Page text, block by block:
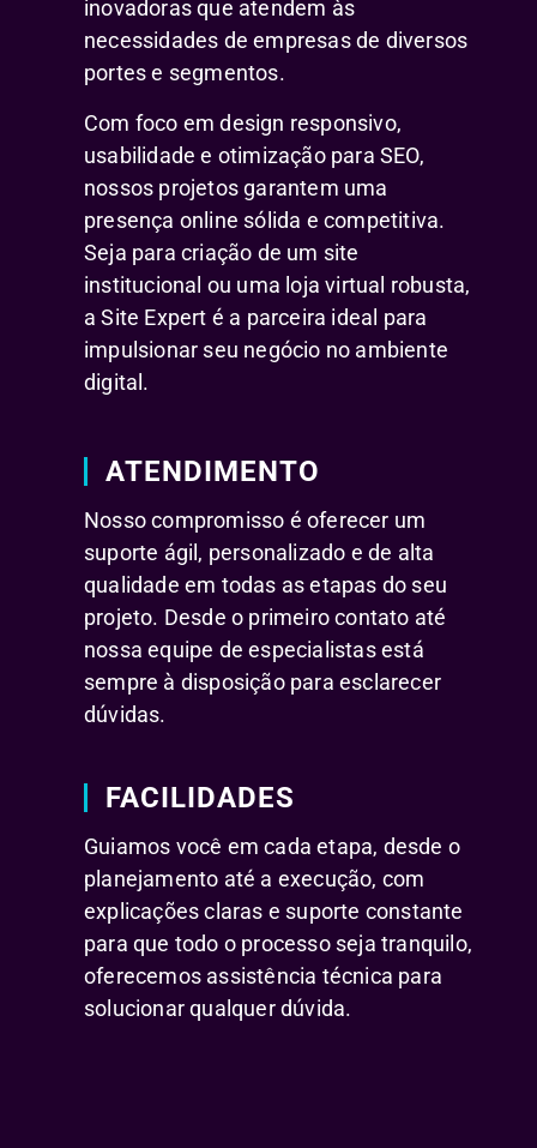
inovadoras que atendem às
necessidades de empresas de diversos
portes e segmentos.
Com foco em design responsivo,
usabilidade e otimização para SEO,
nossos projetos garantem uma
presença online sólida e competitiva.
Seja para criação de um site
institucional ou uma loja virtual robusta,
a Site Expert é a parceira ideal para
impulsionar seu negócio no ambiente
digital.
ATENDIMENTO
Nosso compromisso é oferecer um
suporte ágil, personalizado e de alta
qualidade em todas as etapas do seu
projeto. Desde o primeiro contato até
nossa equipe de especialistas está
sempre à disposição para esclarecer
dúvidas.
FACILIDADES
Guiamos você em cada etapa, desde o
planejamento até a execução, com
explicações claras e suporte constante
para que todo o processo seja tranquilo,
oferecemos assistência técnica para
solucionar qualquer dúvida.